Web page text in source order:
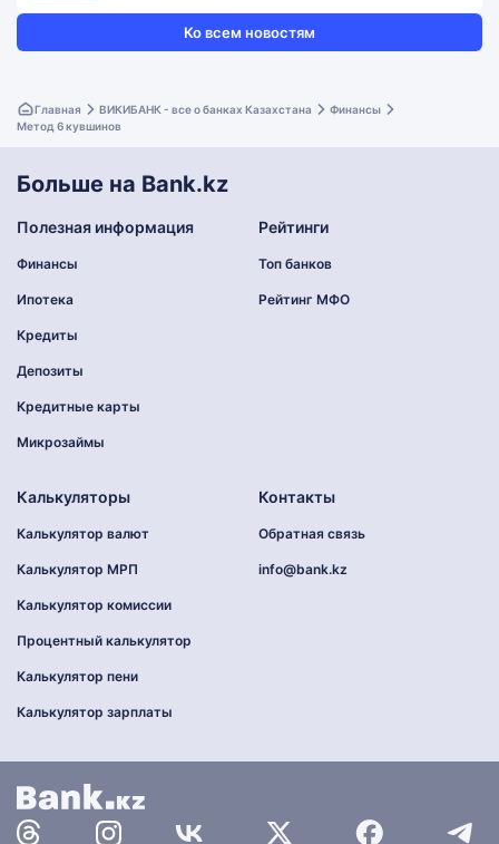
Ко всем новостям
Главная ВИКИБАНК - все о банках Казахстана
Финансы
Метод 6 кувшинов
Больше на Bank.kz
Полезная информация
Финансы
Ипотека
Кредиты
Депозиты
Кредитные карты
Микрозаймы
Рейтинги
Топ банков
Рейтинг МФО
Калькуляторы
Калькулятор валют
Калькулятор МРП
Калькулятор комиссии
Процентный калькулятор
Калькулятор пени
Калькулятор зарплаты
Контакты
Обратная связь
info@bank.kz